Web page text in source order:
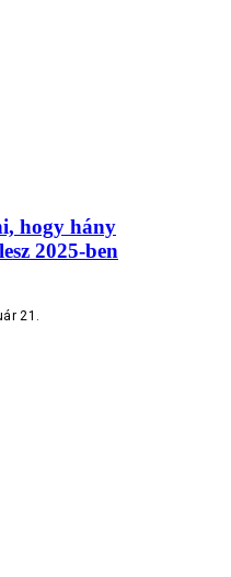
hogy hány
2025-ben
21.